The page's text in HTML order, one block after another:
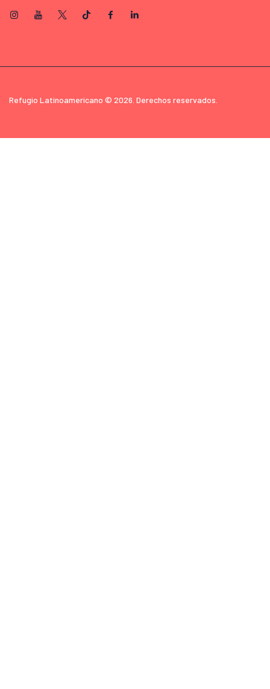
Refugio Latinoamericano © 2026. Derechos reservados.